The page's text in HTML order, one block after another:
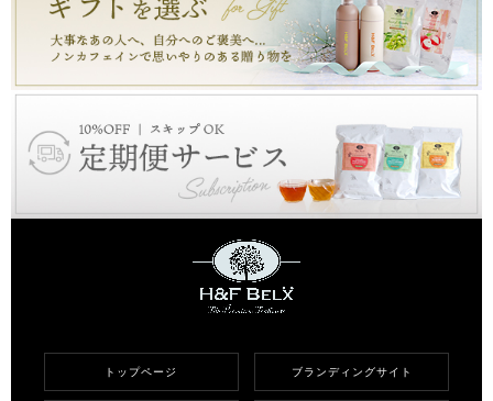
トップページ ブランディングサイト